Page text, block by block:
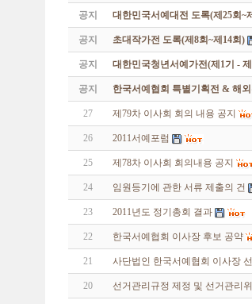
공지 대한민국서예대전 도록(제25회~
공지 초대작가전 도록(제8회~제14회)
공지 대한민국청년서예가전(제1기 -
공지 한국서예협회 특별기획전 & 해외
27 제79차 이사회 회의 내용 공지
26 2011서예포럼
25 제78차 이사회 회의내용 공지
24 임원등기에 관한 서류 제출의 건
23 2011년도 정기총회 결과
22 한국서예협회 이사장 후보 공약
21 사단법인 한국서예협회 이사장
20 선거관리규정 제정 및 선거관리